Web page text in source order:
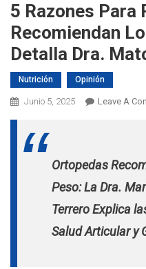
5 Razones Para
Recomiendan
Detalla Dra.
Nutrición Opinión
Junio 5, 2025 Leave A
Ortopedas
Peso: La Dra.
Terrero Explica
Salud Articular y